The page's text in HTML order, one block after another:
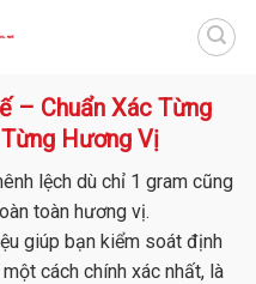
– Chuẩn Xác Từng
Hương Vị
lệch dù chỉ 1 gram cũng
toàn hương vị.
giúp bạn kiểm soát định
cách chính xác nhất, là